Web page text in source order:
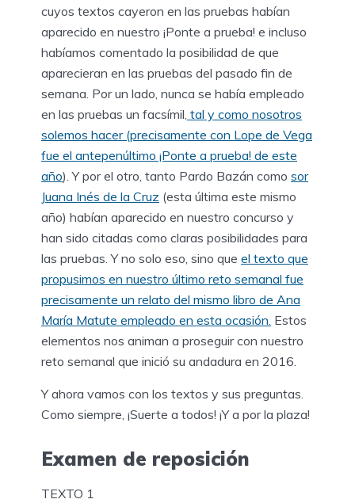
cuyos textos cayeron en las pruebas habían
aparecido en nuestro ¡Ponte a prueba! e incluso
habíamos comentado la posibilidad de que
aparecieran en las pruebas del pasado fin de
semana. Por un lado, nunca se había empleado
en las pruebas un facsímil, tal y como nosotros
solemos hacer (precisamente con Lope de Vega
fue el antepenúltimo ¡Ponte a prueba! de este
año). Y por el otro, tanto Pardo Bazán como sor
Juana Inés de la Cruz (esta última este mismo
año) habían aparecido en nuestro concurso y
han sido citadas como claras posibilidades para
las pruebas. Y no solo eso, sino que el texto que
propusimos en nuestro último reto semanal fue
precisamente un relato del mismo libro de Ana
María Matute empleado en esta ocasión. Estos
elementos nos animan a proseguir con nuestro
reto semanal que inició su andadura en 2016.
Y ahora vamos con los textos y sus preguntas.
Como siempre, ¡Suerte a todos! ¡Y a por la plaza!
Examen de reposición
TEXTO 1